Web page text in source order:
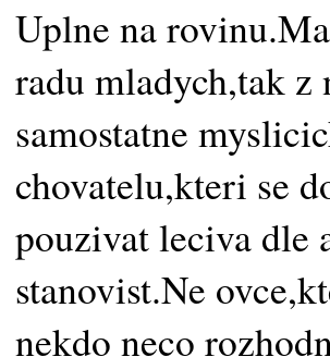
Uplne na
radu mladych,tak
samostatne
chovatelu,kteri se
pouzivat leciva dle
stanovist.Ne
nekdo neco